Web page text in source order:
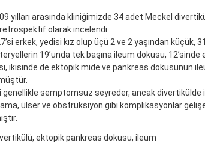
yılları arasında kliniğimizde 34 adet Meckel
olarak incelendi.
erkek, yedisi kız olup üçü 2 ve 2 yaşından küçük,
19’unda tek başına ileum dokusu, 12’sinde
ikisinde de ektopik mide ve pankreas dokusunun
semptomsuz seyreder, ancak divertikülde
ülser ve obstruksiyon gibi komplikasyonlar
ektopik pankreas dokusu, ileum